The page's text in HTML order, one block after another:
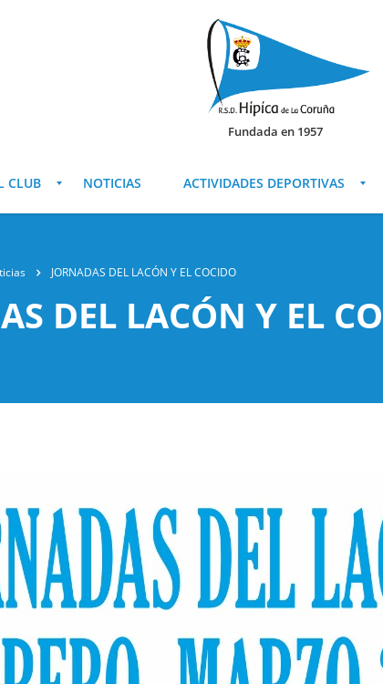
Fundada en 1957
CLUB NOTICIAS ACTIVIDADES DEPORTIVAS
JORNADAS DEL LACÓN Y EL COCIDO
DEL LACÓN Y EL